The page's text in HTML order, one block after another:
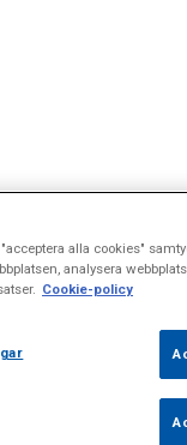
för
alla cookies"
analysera
Cookie-policy